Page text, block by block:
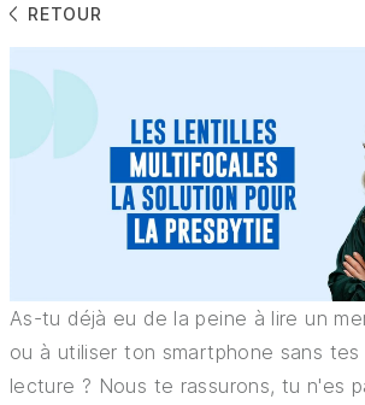
SANTÉ
BON À SAVOIR
ASSURANCES
RETOUR
As-tu déjà eu de la peine à lire un
ou à utiliser ton smartphone sans
lecture ? Nous te rassurons, tu n'es